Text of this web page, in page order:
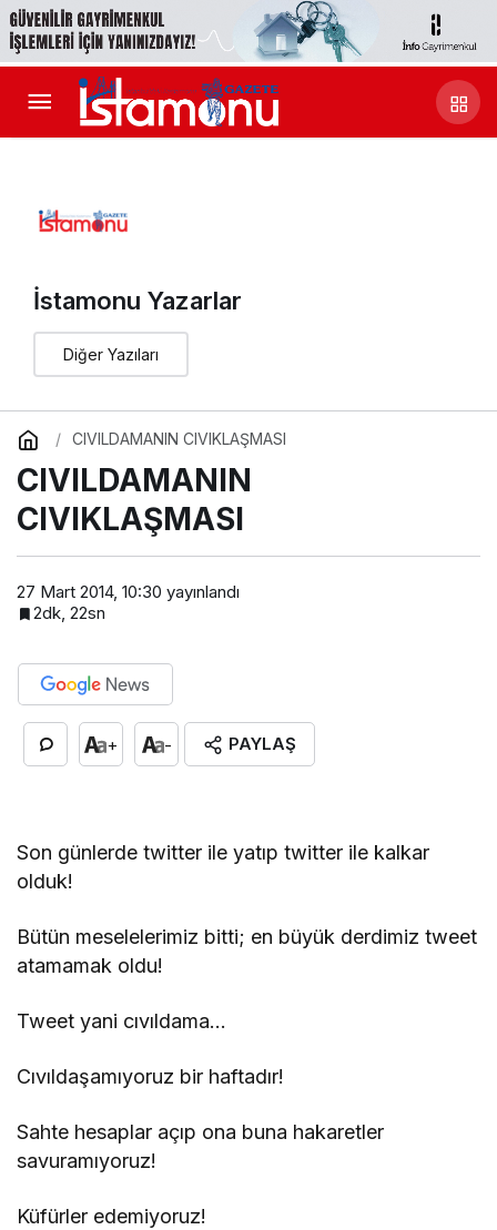
İstamonu Yazarlar
Diğer Yazıları
CIVILDAMANIN CIVIKLAŞMASI
CIVILDAMANIN
CIVIKLAŞMASI
27 Mart 2014, 10:30 yayınlandı
2dk, 22sn
+ - PAYLAŞ
Son günlerde twitter ile yatıp twitter ile kalkar
olduk!
Bütün meselelerimiz bitti; en büyük derdimiz tweet
atamamak oldu!
Tweet yani cıvıldama…
Cıvıldaşamıyoruz bir haftadır!
Sahte hesaplar açıp ona buna hakaretler
savuramıyoruz!
Küfürler edemiyoruz!